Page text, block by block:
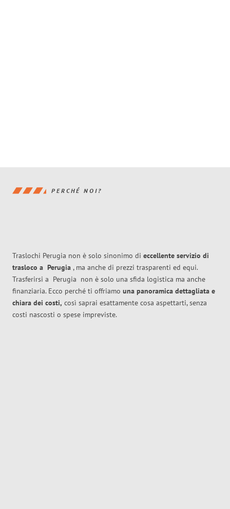
PERCHÉ NOI?
Traslochi Perugia non è solo sinonimo di eccellente servizio di
trasloco a Perugia , ma anche di prezzi trasparenti ed equi.
Trasferirsi a Perugia non è solo una sfida logistica ma anche
finanziaria. Ecco perché ti offriamo una panoramica dettagliata e
chiara dei costi, così saprai esattamente cosa aspettarti, senza
costi nascosti o spese impreviste.